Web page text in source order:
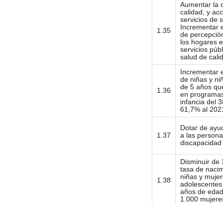
1.35
Aumentar la
calidad, y
servicios de
Incrementar
de
los hogares
servicios
salud de
1.36
Incrementar
de niñas y
de 5 años
en
infancia del
61,7% al
1.37
Dotar de
a las
1.38
Disminuir de
tasa de
niñas y
años de
1.000